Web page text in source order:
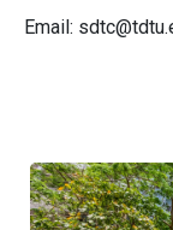
Email: